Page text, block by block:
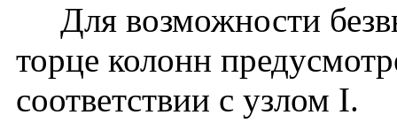
Для возможности
торце колонн
соответствии с узлом I.